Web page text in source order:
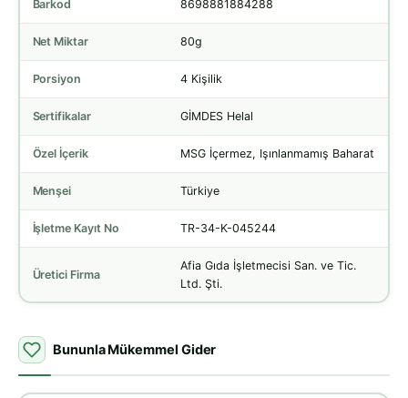
Barkod 8698881884288
Net Miktar 80g
Porsiyon 4 Kişilik
Sertifikalar GİMDES Helal
Özel İçerik MSG İçermez, Işınlanmamış Baharat
Menşei Türkiye
İşletme Kayıt No TR-34-K-045244
Üretici Firma
Afia Gıda İşletmecisi San. ve Tic.
Ltd. Şti.
Bununla Mükemmel Gider